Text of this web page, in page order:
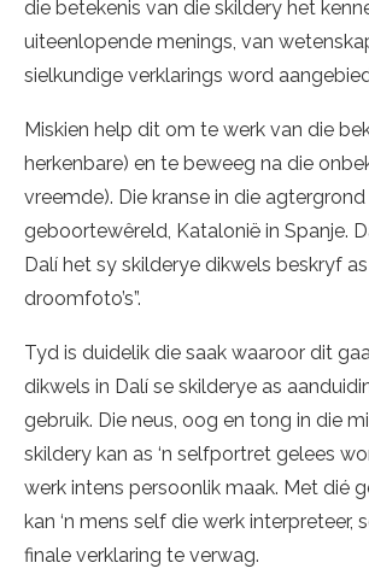
die betekenis van die skildery het
uiteenlopende menings, van
sielkundige verklarings word
Miskien help dit om te werk van die
herkenbare) en te beweeg na die
vreemde). Die kranse in die
geboortewêreld, Katalonië in Spanje.
Dalí het sy skilderye dikwels beskryf
droomfoto’s”.
Tyd is duidelik die saak waaroor dit
dikwels in Dalí se skilderye as
gebruik. Die neus, oog en tong in die
skildery kan as ‘n selfportret gelees
werk intens persoonlik maak. Met dié
kan ‘n mens self die werk interpreteer,
finale verklaring te verwag.